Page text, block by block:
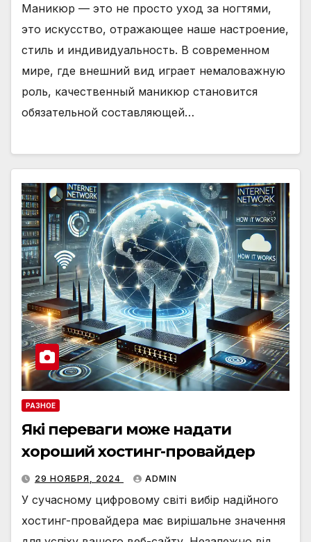
Маникюр — это не просто уход за ногтями,
это искусство, отражающее наше настроение,
стиль и индивидуальность. В современном
мире, где внешний вид играет немаловажную
роль, качественный маникюр становится
обязательной составляющей…
РАЗНОЕ
Які переваги може надати
хороший хостинг-провайдер
29 НОЯБРЯ, 2024 ADMIN
У сучасному цифровому світі вибір надійного
хостинг-провайдера має вирішальне значення